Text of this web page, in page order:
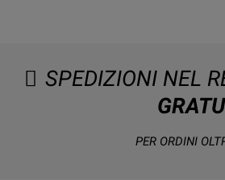
SPEDIZIONI NEL
PER ORDINI